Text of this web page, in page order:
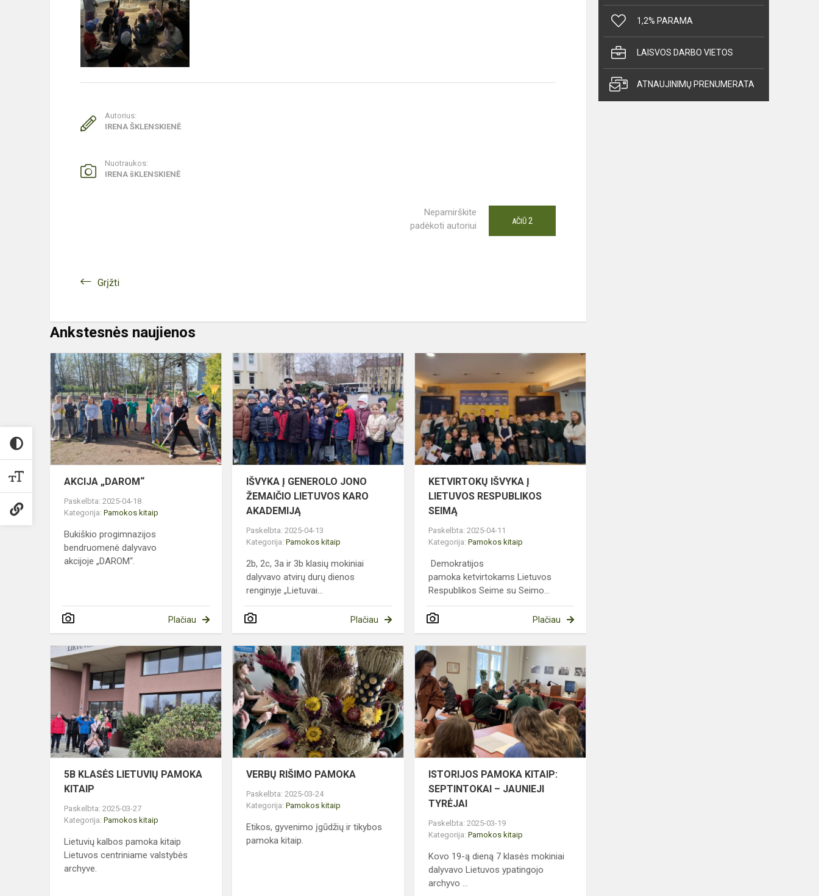
Autorius:
IRENA ŠKLENSKIENĖ
Nuotraukos:
IRENA šKLENSKIENĖ
Nepamirškite
padėkoti autoriui
AČIŪ 2
Grįžti
Ankstesnės naujienos
AKCIJA
„DAROM“
AKCIJA „DAROM“
Paskelbta: 2025-04-18
Kategorija: Pamokos kitaip
Bukiškio progimnazijos
bendruomenė dalyvavo
akcijoje „DAROM“.
Plačiau
IŠVYKA
Į
GENEROLO
JONO
ŽEMAIČIO
LIETUVOS
KARO
AKADEMIJĄ
IŠVYKA Į GENEROLO JONO
ŽEMAIČIO LIETUVOS KARO
AKADEMIJĄ
Paskelbta: 2025-04-13
Kategorija:Pamokos kitaip
2b, 2c, 3a ir 3b klasių mokiniai
dalyvavo atvirų durų dienos
renginyje „Lietuvai...
Plačiau
KETVIRTOKŲ
IŠVYKA
Į
RESPUBLIKOS
SEIMĄ
KETVIRTOKŲ IŠVYKA Į
LIETUVOS RESPUBLIKOS
SEIMĄ
Paskelbta: 2025-04-11
Kategorija:Pamokos kitaip
Demokratijos
pamoka ketvirtokams Lietuvos
Respublikos Seime su Seimo...
Plačiau
5B
KLASĖS
LIETUVIŲ
PAMOKA
KITAIP
5B KLASĖS LIETUVIŲ PAMOKA
KITAIP
Paskelbta: 2025-03-27
Kategorija: Pamokos kitaip
Lietuvių kalbos pamoka kitaip
Lietuvos centriniame valstybės
archyve.
VERBŲ
RIŠIMO
PAMOKA
VERBŲ RIŠIMO PAMOKA
Paskelbta: 2025-03-24
Kategorija:Pamokos kitaip
Etikos, gyvenimo įgūdžių ir tikybos
pamoka kitaip.
PAMOKA
KITAIP:
SEPTINTOKAI
–
JAUNIEJI
ISTORIJOS PAMOKA KITAIP:
SEPTINTOKAI – JAUNIEJI
TYRĖJAI
Paskelbta: 2025-03-19
Kategorija:Pamokos kitaip
Kovo 19-ą dieną 7 klasės mokiniai
dalyvavo Lietuvos ypatingojo
archyvo ...
1,2% PARAMA
LAISVOS DARBO VIETOS
ATNAUJINIMŲ PRENUMERATA